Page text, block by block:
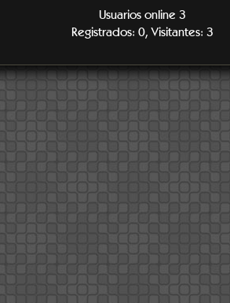
Usuarios online 3
Registrados: 0, Visitantes: 3